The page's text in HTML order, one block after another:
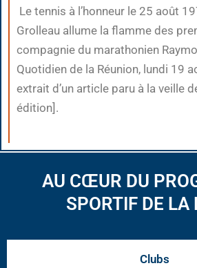
Le tennis à l’honneur le 25 août
Grolleau allume la flamme des
compagnie du marathonien
Quotidien de la Réunion, lundi 19
extrait d’un article paru à la veille
édition].
AU CŒUR DU
SPORTIF DE LA
Clubs